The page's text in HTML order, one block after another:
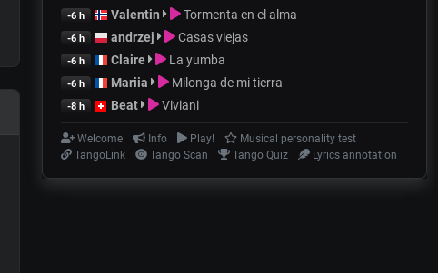
-6 h Valentin Tormenta en el alma
-6 h andrzej Casas viejas
-6 h Claire La yumba
-6 h Mariia Milonga de mi tierra
-8 h Beat Viviani
Welcome Info Play!
Musical personality test
TangoLink
Tango Scan Tango Quiz Lyrics annotation